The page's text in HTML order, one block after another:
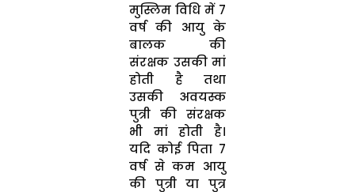
मुस्लिम विधि में 7
वर्ष की आयु के
बालक की
संरक्षक उसकी मां
होती है तथा
उसकी अवयस्क
पुत्री की संरक्षक
भी मां होती है।
यदि कोई पिता 7
वर्ष से कम आयु
की पुत्री या पुत्र